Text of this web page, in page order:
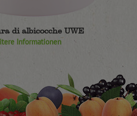
di albicocche UWE
Informationen